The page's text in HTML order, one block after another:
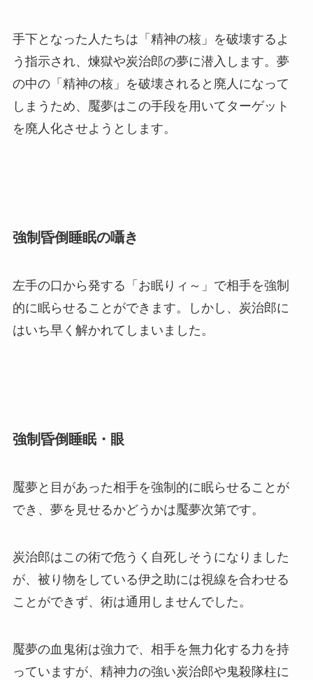
手下となった人たちは「精神の核」を破壊するよ
う指示され、煉獄や炭治郎の夢に潜入します。夢
の中の「精神の核」を破壊されると廃人になって
しまうため、魘夢はこの手段を用いてターゲット
を廃人化させようとします。
強制昏倒睡眠の囁き
左手の口から発する「お眠りィ～」で相手を強制
的に眠らせることができます。しかし、炭治郎に
はいち早く解かれてしまいました。
強制昏倒睡眠・眼
魘夢と目があった相手を強制的に眠らせることが
でき、夢を見せるかどうかは魘夢次第です。
炭治郎はこの術で危うく自死しそうになりました
が、被り物をしている伊之助には視線を合わせる
ことができず、術は通用しませんでした。
魘夢の血鬼術は強力で、相手を無力化する力を持
っていますが、精神力の強い炭治郎や鬼殺隊柱に